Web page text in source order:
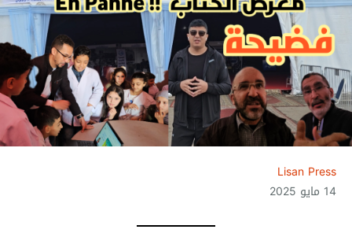
Lisan Press
14 مايو 2025